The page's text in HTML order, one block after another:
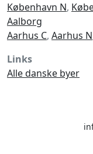
København N,
Aalborg
Aarhus C, Aarhus N
Links
Alle danske byer